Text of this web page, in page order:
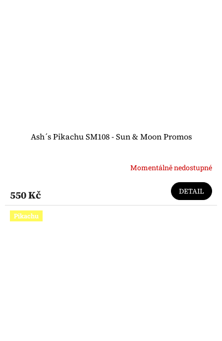
Ash´s Pikachu SM108 - Sun & Moon Promos
Momentálně nedostupné
550 Kč DETAIL
Pikachu